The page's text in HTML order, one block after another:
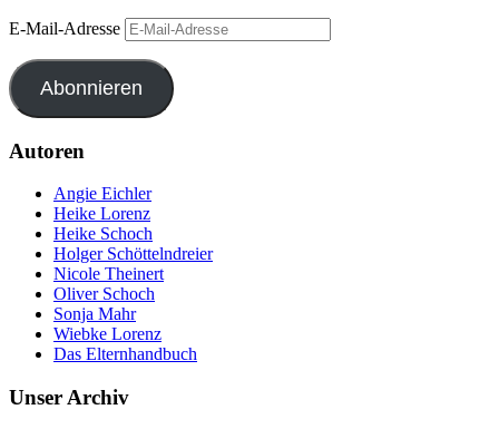
E-Mail-Adresse
Abonnieren
Autoren
Angie Eichler
Heike Lorenz
Heike Schoch
Holger Schöttelndreier
Nicole Theinert
Oliver Schoch
Sonja Mahr
Wiebke Lorenz
Das Elternhandbuch
Unser Archiv